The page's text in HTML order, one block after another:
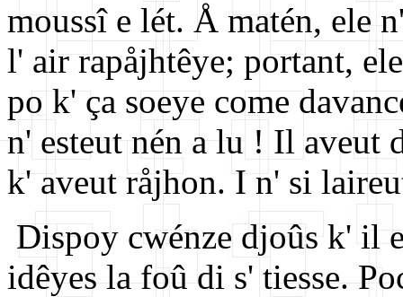
moussî e lét. Å matén, ele
l' air rapåjhtêye; portant,
po k' ça soeye come
n' esteut nén a lu ! Il aveut
k' aveut råjhon. I n' si
Dispoy cwénze djoûs k' il
idêyes la foû di s' tiesse.